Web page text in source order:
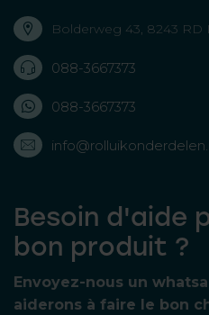
Bolderweg 43, 8243 RD
088-3667373
088-3667373
Besoin d'aide
bon produit ?
Envoyez-nous un
aiderons à faire le bon